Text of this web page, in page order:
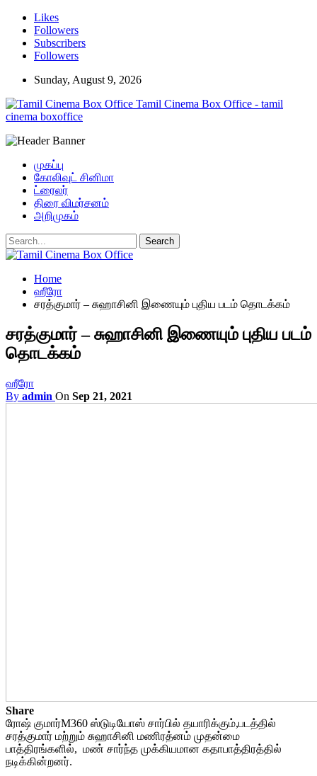
Likes
Followers
Subscribers
Followers
Sunday, August 9, 2026
Tamil Cinema Box Office - tamil
cinema boxoffice
முகப்பு
கோலிவுட் சினிமா
ட்ரைலர்
திரை விமர்சனம்
அறிமுகம்
Home
ஹீரோ
சரத்குமார் – சுஹாசினி இணையும் புதிய படம் தொடக்கம்
சரத்குமார் – சுஹாசினி இணையும் புதிய படம்
தொடக்கம்
ஹீரோ
By admin On Sep 21, 2021
Share
ரோஷ் குமார்M360 ஸ்டுடியோஸ் சார்பில் தயாரிக்கும்,படத்தில்
சரத்குமார் மற்றும் சுஹாசினி மணிரத்னம் முதன்மை
பாத்திரங்களில், மண் சார்ந்த முக்கியமான கதாபாத்திரத்தில்
நடிக்கின்றனர்.